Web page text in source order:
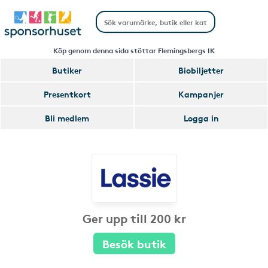
Köp genom denna sida stöttar Flemingsbergs IK
Butiker
Biobiljetter
Presentkort
Kampanjer
Bli medlem
Logga in
Ger upp till 200 kr
Besök butik